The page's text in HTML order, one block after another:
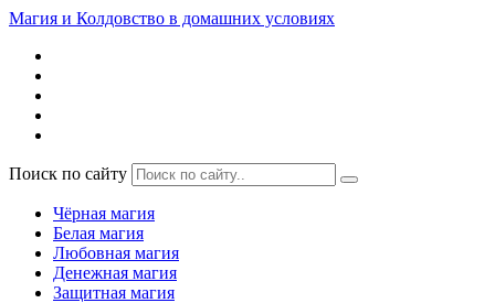
Магия и Колдовство в домашних условиях
Поиск по сайту
Чёрная магия
Белая магия
Любовная магия
Денежная магия
Защитная магия